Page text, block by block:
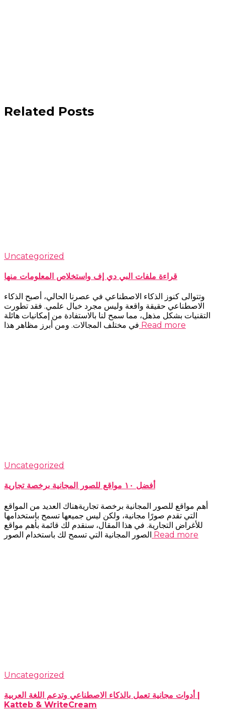
Related Posts
Uncategorized
قراءة ملفات البي دي إف واستخلاص المعلومات منها
وتتوالى كنوز الذكاء الاصطناعي في عصرنا الحالي، أصبح الذكاء
الاصطناعي حقيقة واقعة وليس مجرد خيال علمي. فقد تطورت
التقنيات بشكل مذهل، مما سمح لنا بالاستفادة من إمكانيات هائلة
في مختلف المجالات. ومن أبرز مظاهر هذا Read more
Uncategorized
أفضل ١٠ مواقع للصور المجانية برخصة تجارية
أهم مواقع للصور المجانية برخصة تجاريةهناك العديد من المواقع
التي تقدم صورًا مجانية، ولكن ليس جميعها تسمح باستخدامها
للأغراض التجارية. في هذا المقال، سنقدم لك قائمة بأهم مواقع
الصور المجانية التي تسمح لك باستخدام الصور Read more
Uncategorized
أدوات مجانية تعمل بالذكاء الاصطناعي وتدعم اللغة العربية |
Katteb & WriteCream